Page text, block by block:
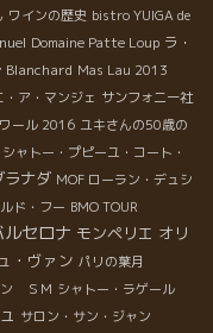
ワインの歴史 bistro YUIGA de
Domaine Patte Loup ラ・
Blanchard Mas Lau 2013
ア・マンジェ サンフォニー社
ール 2016 ユキさんの50歳の
シャトー・プピーユ・コート・
ラナダ MOF ローラン・デュシ
ド・フー BMO TOUR
ルセロナ モンペリエ オリ
・ヴァン パリの葉月
ン ＳＭ シャトー・ラゲール
サロン・サン・ジャン